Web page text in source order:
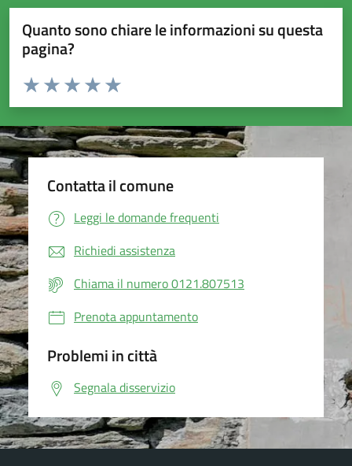
Quanto sono chiare le informazioni su questa
pagina?
Valuta da 1 a 5 stelle la pagina
Valuta 5 stelle su 5
Valuta 4 stelle su 5
Valuta 3 stelle su 5
Valuta 2 stelle su 5
Valuta 1 stelle su 5
Contatta il comune
Leggi le domande frequenti
Richiedi assistenza
Chiama il numero 0121.807513
Prenota appuntamento
Problemi in città
Segnala disservizio